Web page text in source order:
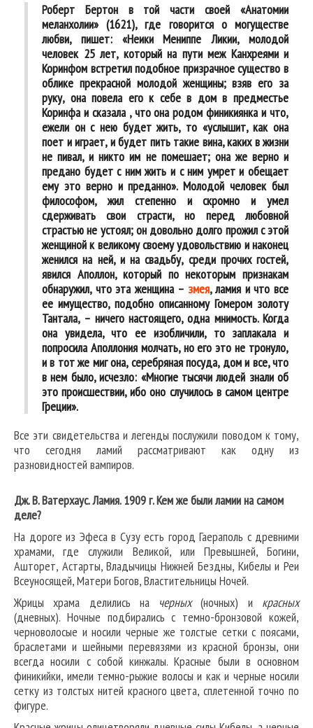
Роберт Бертон в той части своей «Анатомии
меланхолии» (1621), где говорится о могуществе
любви, пишет: «Неики Мениппе Ликии, молодой
человек 25 лет, который на пути меж Канхреями и
Коринфом встретил подобное призрачное существо в
облике прекрасной молодой женщины; взяв его за
руку, она повела его к себе в дом в предместье
Коринфа и сказала , что она родом финикиянка и что,
ежели он с нею будет жить, то «услышит, как она
поет и играет, и будет пить такие вина, каких в жизни
не пивал, и никто им не помешает; она же верно и
предано будет с ним жить и с ним умрет и обещает
ему это верно и преданно». Молодой человек был
философом, жил степенно и скромно и умел
сдерживать свои страсти, но перед любовной
страстью не устоял; он довольно долго прожил с этой
женщиной к великому своему удовольствию и наконец
женился на ней, и на свадьбу, среди прочих гостей,
явился Аполлон, который по некоторым признакам
обнаружил, что эта женщина – змея, ламия и что все
ее имущество, подобно описанному Гомером золоту
Тантала, – ничего настоящего, одна мнимость. Когда
она увидела, что ее изобличили, то заплакала и
попросила Аполлония молчать, но его это не тронуло,
и в тот же миг она, серебряная посуда, дом и все, что
в нем было, исчезло: «Многие тысячи людей знали об
это происшествии, ибо оно случилось в самом центре
Греции».
Все эти свидетельства и легенды послужили поводом к тому,
что сегодня ламий рассматривают как одну из
разновидностей вампиров.
Дж. В. Ватерхаус. Ламия. 1909 г. Кем же были ламии на самом
деле?
На дороге из Эфеса в Сузу есть город Гаераполь с древними
храмами, где служили Великой, или Превышней, Богини,
Ашторет, Астарты, Владычицы Нижней Бездны, Кибелы и Реи
Всеуносящей, Матери Богов, Властительницы Ночей.
Жрицы храма делились на черных(ночных) и красных
(дневных). Ночные подбирались с темно-бронзовой кожей,
черноволосые и носили черные же толстые сетки с поясами,
браслетами и шейными перевязями из красной бронзы, они
всегда носили с собой кинжалы. Красные были в основном
финикийки, имели темно-рыжие волосы и как и черные носили
сетку из толстых нитей красного цвета, сплетенной точно по
фигуре.